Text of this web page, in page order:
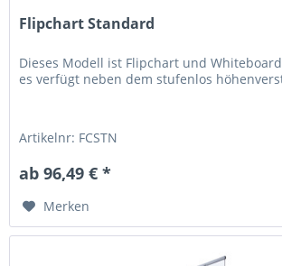
Flipchart Standard
Dieses Modell ist Flipchart und
es verfügt neben dem stufenlos
Artikelnr: FCSTN
ab 96,49 € *
Merken